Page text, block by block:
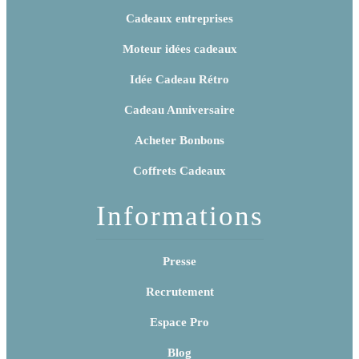
Cadeaux entreprises
Moteur idées cadeaux
Idée Cadeau Rétro
Cadeau Anniversaire
Acheter Bonbons
Coffrets Cadeaux
Informations
Presse
Recrutement
Espace Pro
Blog